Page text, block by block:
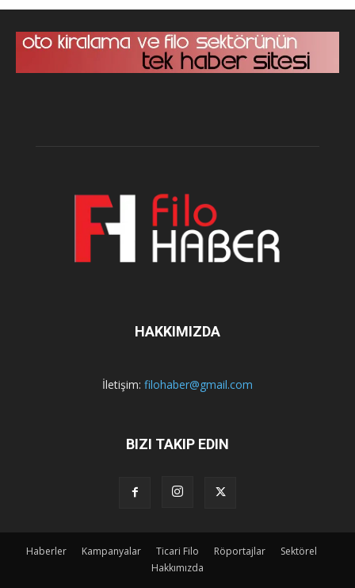
HAKKIMIZDA
İletişim: filohaber@gmail.com
BIZI TAKIP EDIN
Haberler Kampanyalar Ticari Filo Röportajlar
Sektörel
Hakkımızda